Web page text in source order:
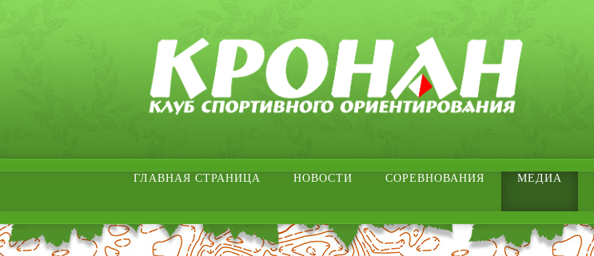
ГЛАВНАЯ СТРАНИЦА НОВОСТИ СОРЕВНОВАНИЯ МЕДИА